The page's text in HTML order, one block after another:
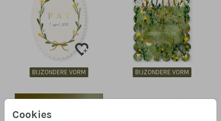
Cookies
BIJZONDERE VORM BIJZONDERE VORM